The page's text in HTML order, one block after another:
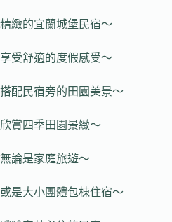
精緻的宜蘭城堡民宿～
享受舒適的度假感受～
搭配民宿旁的田園美景～
欣賞四季田園景緻～
無論是家庭旅遊～
或是大小團體包棟住宿～